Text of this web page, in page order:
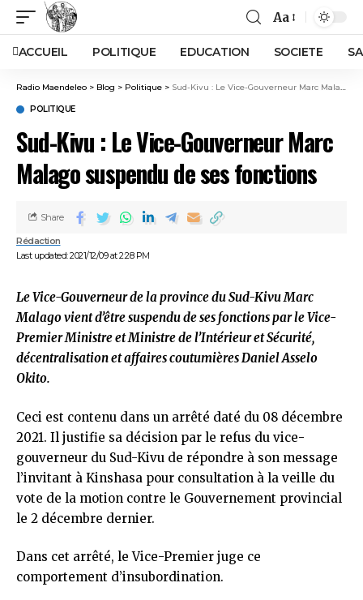
Aa
ACCUEIL POLITIQUE EDUCATION SOCIETE
Radio Maendeleo > Blog > Politique > Sud-Kivu : Le Vice-Gouverneur Marc Malago suspendu de ses fonctions
POLITIQUE
Sud-Kivu : Le Vice-Gouverneur Marc
Malago suspendu de ses fonctions
Last updated: 2021/12/09 at 2:28 PM
Rédaction
Share
Le Vice-Gouverneur de la province du Sud-Kivu Marc
Malago vient d’être suspendu de ses fonctions par le Vice-
Premier Ministre et Ministre de l’Intérieur et Sécurité,
décentralisation et affaires coutumières Daniel Asselo
Okito.
Ceci est contenu dans un arrêté daté du 08 décembre
2021. Il justifie sa décision par le refus du vice-
gouverneur du Sud-Kivu de répondre à son message
l’invitant à Kinshasa pour consultation à la veille du
vote de la motion contre le Gouvernement provincial
le 2 décembre dernier.
Dans cet arrêté, le Vice-Premier juge ce
comportement d’insubordination.